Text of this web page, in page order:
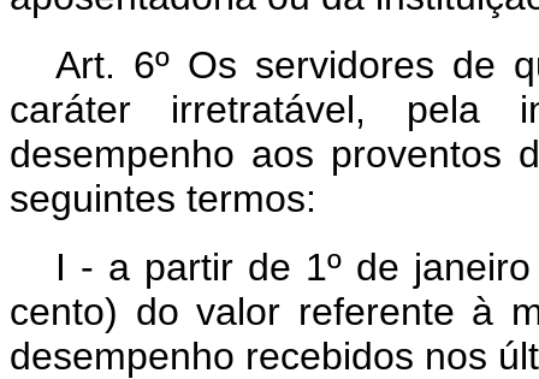
Art. 6º Os servidores de
caráter irretratável, pela
desempenho aos proventos
seguintes termos:
I - a partir de 1º de
cento) do valor referente à
desempenho recebidos nos